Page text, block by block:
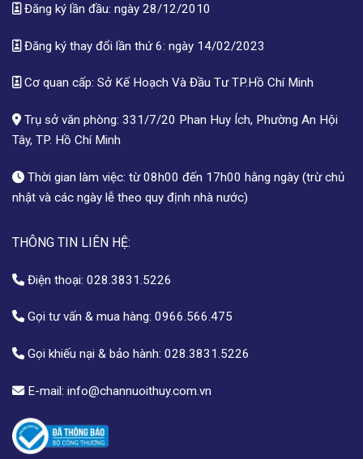
Đăng ký lần đầu: ngày 28/12/2010
Đăng ký thay đổi lần thứ 6: ngày 14/02/2023
Cơ quan cấp: Sở Kế Hoạch Và Đầu Tư TP.Hồ Chí Minh
Trụ sở văn phòng: 331/7/20 Phan Huy Ích, Phường An Hội
Tây, TP. Hồ Chí Minh
Thời gian làm việc: từ 08h00 đến 17h00 hằng ngày (trừ chủ
nhật và các ngày lễ theo quy định nhà nước)
THÔNG TIN LIÊN HỆ:
Điện thoại: 028.3831.5226
Gọi tư vấn & mua hàng: 0966.566.475
Gọi khiếu nại & bảo hành: 028.3831.5226
E-mail: info@channuoithuy.com.vn